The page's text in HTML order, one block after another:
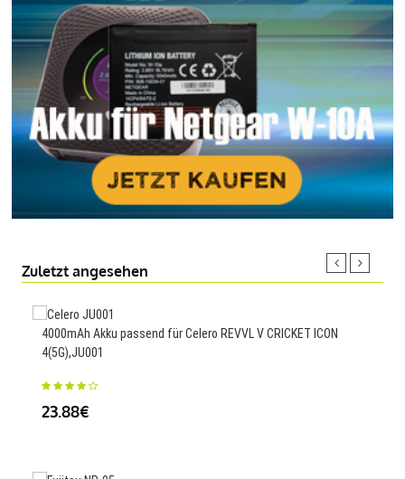
Zuletzt angesehen
4000mAh Akku passend für Celero REVVL V CRICKET ICON
4(5G),JU001
23.88€